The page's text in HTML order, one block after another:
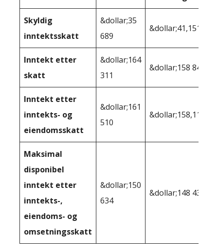
Skyldig
inntektsskatt
&dollar;35
689
&dollar;41,151
Inntekt etter
skatt
&dollar;164
311
&dollar;158 849
Inntekt etter
inntekts- og
eiendomsskatt
&dollar;161
510
&dollar;158,117
Maksimal
disponibel
inntekt etter
inntekts-,
eiendoms- og
omsetningsskatt
&dollar;150
634
&dollar;148 439